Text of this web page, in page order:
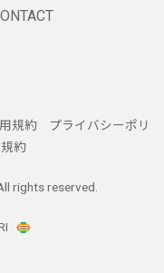
規約
プライバシーポリ
約
rights reserved.